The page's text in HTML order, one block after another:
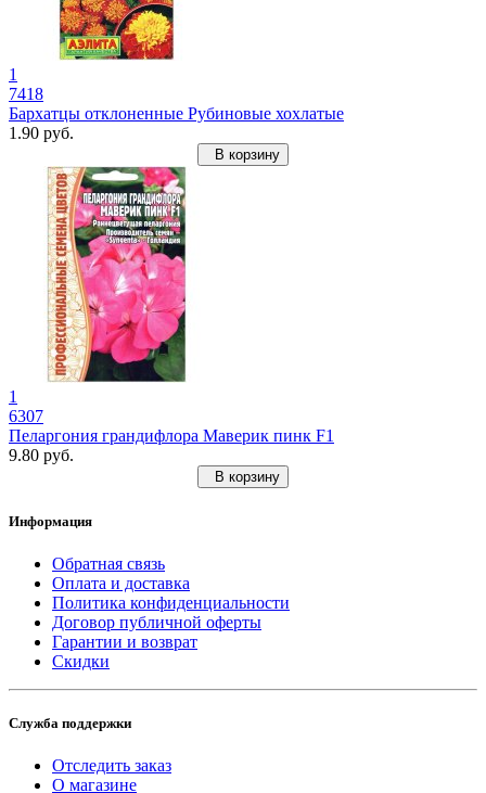
1
7418
Бархатцы отклоненные Рубиновые хохлатые
1.90 руб.
В корзину
1
6307
Пеларгония грандифлора Маверик пинк F1
9.80 руб.
В корзину
Информация
Обратная связь
Оплата и доставка
Политика конфиденциальности
Договор публичной оферты
Гарантии и возврат
Скидки
Служба поддержки
Отследить заказ
О магазине